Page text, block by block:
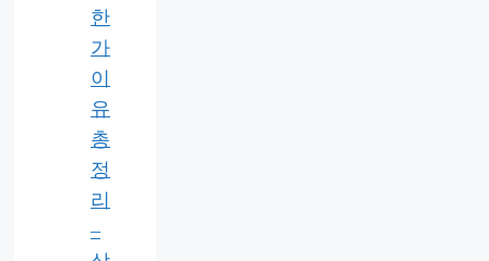
한
가
이
유
총
정
리
–